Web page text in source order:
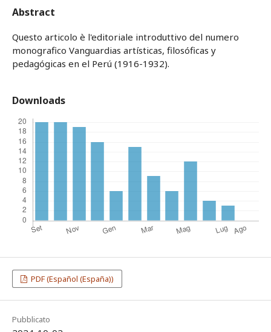
Abstract
Questo articolo è l'editoriale introduttivo del numero
monografico Vanguardias artísticas, filosóficas y
pedagógicas en el Perú (1916-1932).
Downloads
PDF (Español (España))
Pubblicato